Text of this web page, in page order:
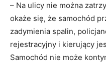
– Na ulicy nie można
okaże się, że samochód
zadymienia spalin,
rejestracyjny i kierujący
Samochód nie może